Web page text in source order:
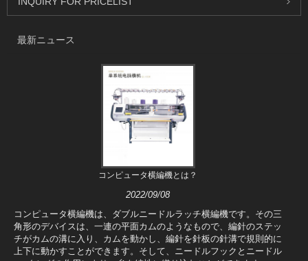
最新ニュース
コンピュータ横編機とは？
2022/09/08
コンピュータ横編機は、ダブルニードルラッチ横編機です。その三
角形のデバイスは、一連の平面カムのようなもので、編針のステッ
チがカムの溝に入り、カムを動かし、編針を針板の針溝で規則的に
上下に動かすことができます。そして、ニードルフックとニードル